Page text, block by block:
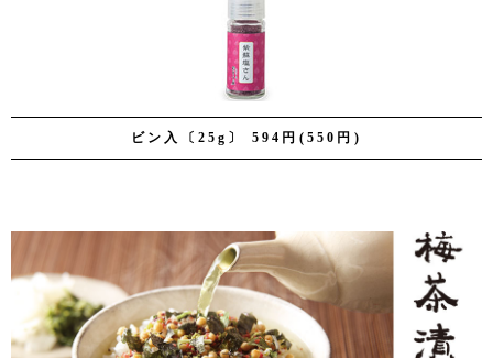
ビン入〔25g〕 594円(550円)